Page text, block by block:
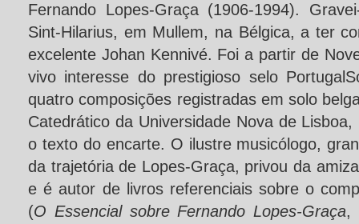
Fernando Lopes-Graça (1906-1994).
Sint-Hilarius, em Mullem, na Bélgica, a ter
excelente Johan Kennivé. Foi a partir de
vivo interesse do prestigioso selo
quatro composições registradas em solo
Catedrático da Universidade Nova de
o texto do encarte. O ilustre musicólogo,
da trajetória de Lopes-Graça, privou da
e é autor de livros referenciais sobre o
(O Essencial sobre Fernando Lopes-Graça,